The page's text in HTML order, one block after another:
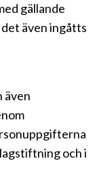
gällande
även ingåtts
även
och i